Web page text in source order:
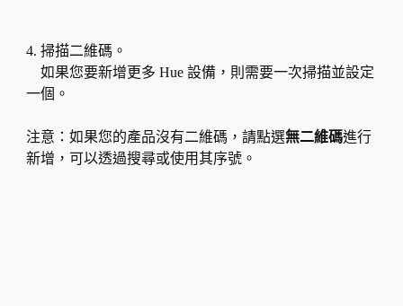
4. 掃描二維碼。
如果您要新增更多 Hue 設備，則需要一次掃描並設定
一個。
注意：如果您的產品沒有二維碼，請點選無二維碼進行
新增，可以透過搜尋或使用其序號。